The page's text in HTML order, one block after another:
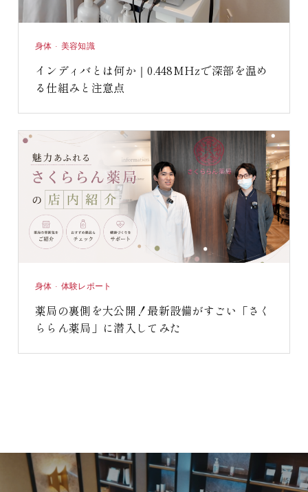
身体 · 美容知識
インディバとは何か｜0.448MHzで深部を温め
る仕組みと注意点
身体 · 体験レポート
薬局の裏側を大公開！最新設備がすごい「さく
ららん薬局」に潜入してみた